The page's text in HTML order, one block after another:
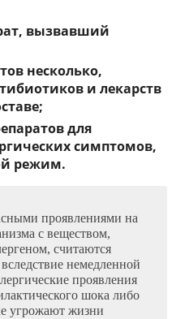
вызвавший
несколько,
и лекарств
для
симптомов,
режим.
проявлениями на
с веществом,
считаются
немедленной
проявления
шока либо
угрожают жизни